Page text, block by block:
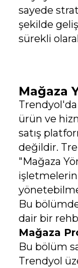
sayede
şekilde
sürekli
Mağaza
Trendyol'da
ürün ve
satış
değildir.
"Mağaza
Bu
dair bir
Mağaza
Bu bölüm
Trendyol